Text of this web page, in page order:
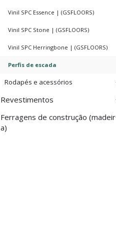
Vinil SPC Essence | (GSFLOORS)
Vinil SPC Stone | (GSFLOORS)
Vinil SPC Herringbone | (GSFLOORS)
Perfis de escada
Rodapés e acessórios
Revestimentos
Ferragens de construção (madeir
a)